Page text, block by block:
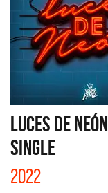
LUCES DE
SINGLE
2022